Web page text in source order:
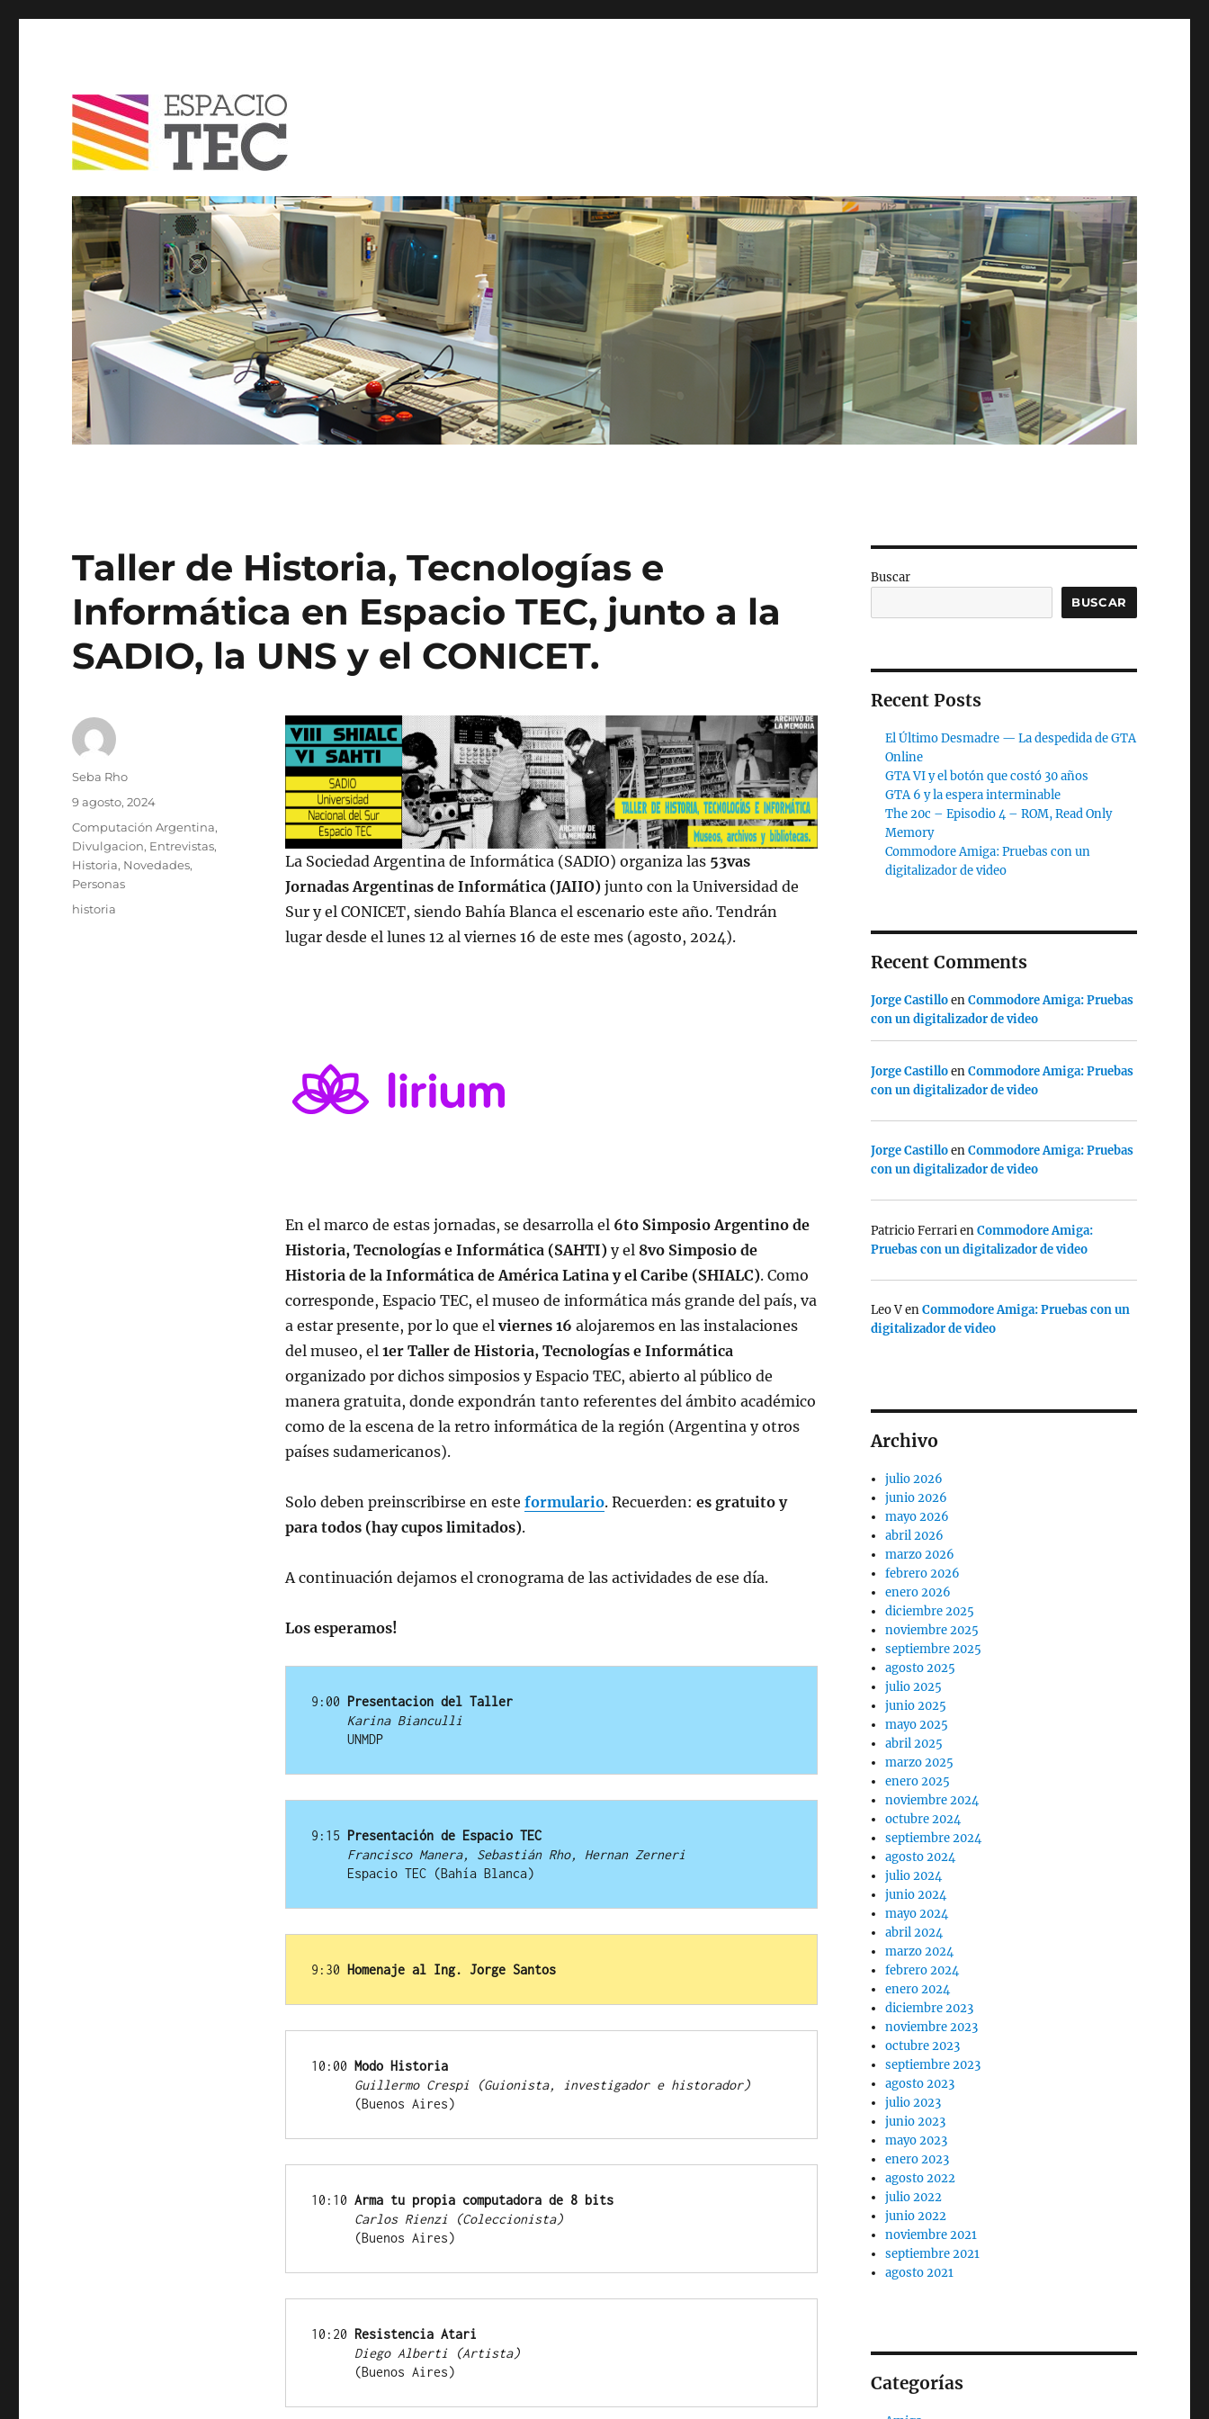
Blog
Taller de Historia, Tecnologías e
Informática en Espacio TEC, junto a la
SADIO, la UNS y el CONICET.
La Sociedad Argentina de Informática (SADIO) organiza las 53vas
Jornadas Argentinas de Informática (JAIIO)junto con la Universidad de
Sur y el CONICET, siendo Bahía Blanca el escenario este año. Tendrán
lugar desde el lunes 12 al viernes 16 de este mes (agosto, 2024).
En el marco de estas jornadas, se desarrolla el 6to Simposio Argentino de
Historia, Tecnologías e Informática (SAHTI)y el 8vo Simposio de
Historia de la Informática de América Latina y el Caribe (SHIALC). Como
corresponde, Espacio TEC, el museo de informática más grande del país, va
a estar presente, por lo que el viernes 16 alojaremos en las instalaciones
del museo, el 1er Taller de Historia, Tecnologías e Informática
organizado por dichos simposios y Espacio TEC, abierto al público de
manera gratuita, donde expondrán tanto referentes del ámbito académico
como de la escena de la retro informática de la región (Argentina y otros
países sudamericanos).
Solo deben preinscribirse en este formulario. Recuerden: es gratuito y
para todos (hay cupos limitados).
A continuación dejamos el cronograma de las actividades de ese día.
Los esperamos!
9:00 Presentacion del Taller
Karina Bianculli
UNMDP
9:15 Presentación de Espacio TEC
Francisco Manera, Sebastián Rho, Hernan Zerneri
     Espacio TEC (Bahía Blanca)
9:30 Homenaje al Ing. Jorge Santos
10:00 Modo Historia
Guillermo Crespi (Guionista, investigador e historador)
      (Buenos Aires)
10:10 Arma tu propia computadora de 8 bits
Carlos Rienzi (Coleccionista)
      (Buenos Aires)
10:20 Resistencia Atari
Diego Alberti (Artista)
      (Buenos Aires)
Autor
Seba Rho
Publicado
9 agosto, 2024
Categorías
Computación Argentina,
Divulgacion, Entrevistas,
Historia, Novedades,
Personas
Etiquetas
historia
Buscar
BUSCAR
Recent Posts
El Último Desmadre — La despedida de GTA
Online
GTA VI y el botón que costó 30 años
GTA 6 y la espera interminable
The 20c – Episodio 4 – ROM, Read Only
Memory
Commodore Amiga: Pruebas con un
digitalizador de video
Recent Comments
Jorge CastilloenCommodore Amiga: Pruebas
con un digitalizador de video
Jorge CastilloenCommodore Amiga: Pruebas
con un digitalizador de video
Jorge CastilloenCommodore Amiga: Pruebas
con un digitalizador de video
Patricio FerrarienCommodore Amiga:
Pruebas con un digitalizador de video
Leo VenCommodore Amiga: Pruebas con un
digitalizador de video
Archivo
julio 2026
junio 2026
mayo 2026
abril 2026
marzo 2026
febrero 2026
enero 2026
diciembre 2025
noviembre 2025
septiembre 2025
agosto 2025
julio 2025
junio 2025
mayo 2025
abril 2025
marzo 2025
enero 2025
noviembre 2024
octubre 2024
septiembre 2024
agosto 2024
julio 2024
junio 2024
mayo 2024
abril 2024
marzo 2024
febrero 2024
enero 2024
diciembre 2023
noviembre 2023
octubre 2023
septiembre 2023
agosto 2023
julio 2023
junio 2023
mayo 2023
enero 2023
agosto 2022
julio 2022
junio 2022
noviembre 2021
septiembre 2021
agosto 2021
Categorías